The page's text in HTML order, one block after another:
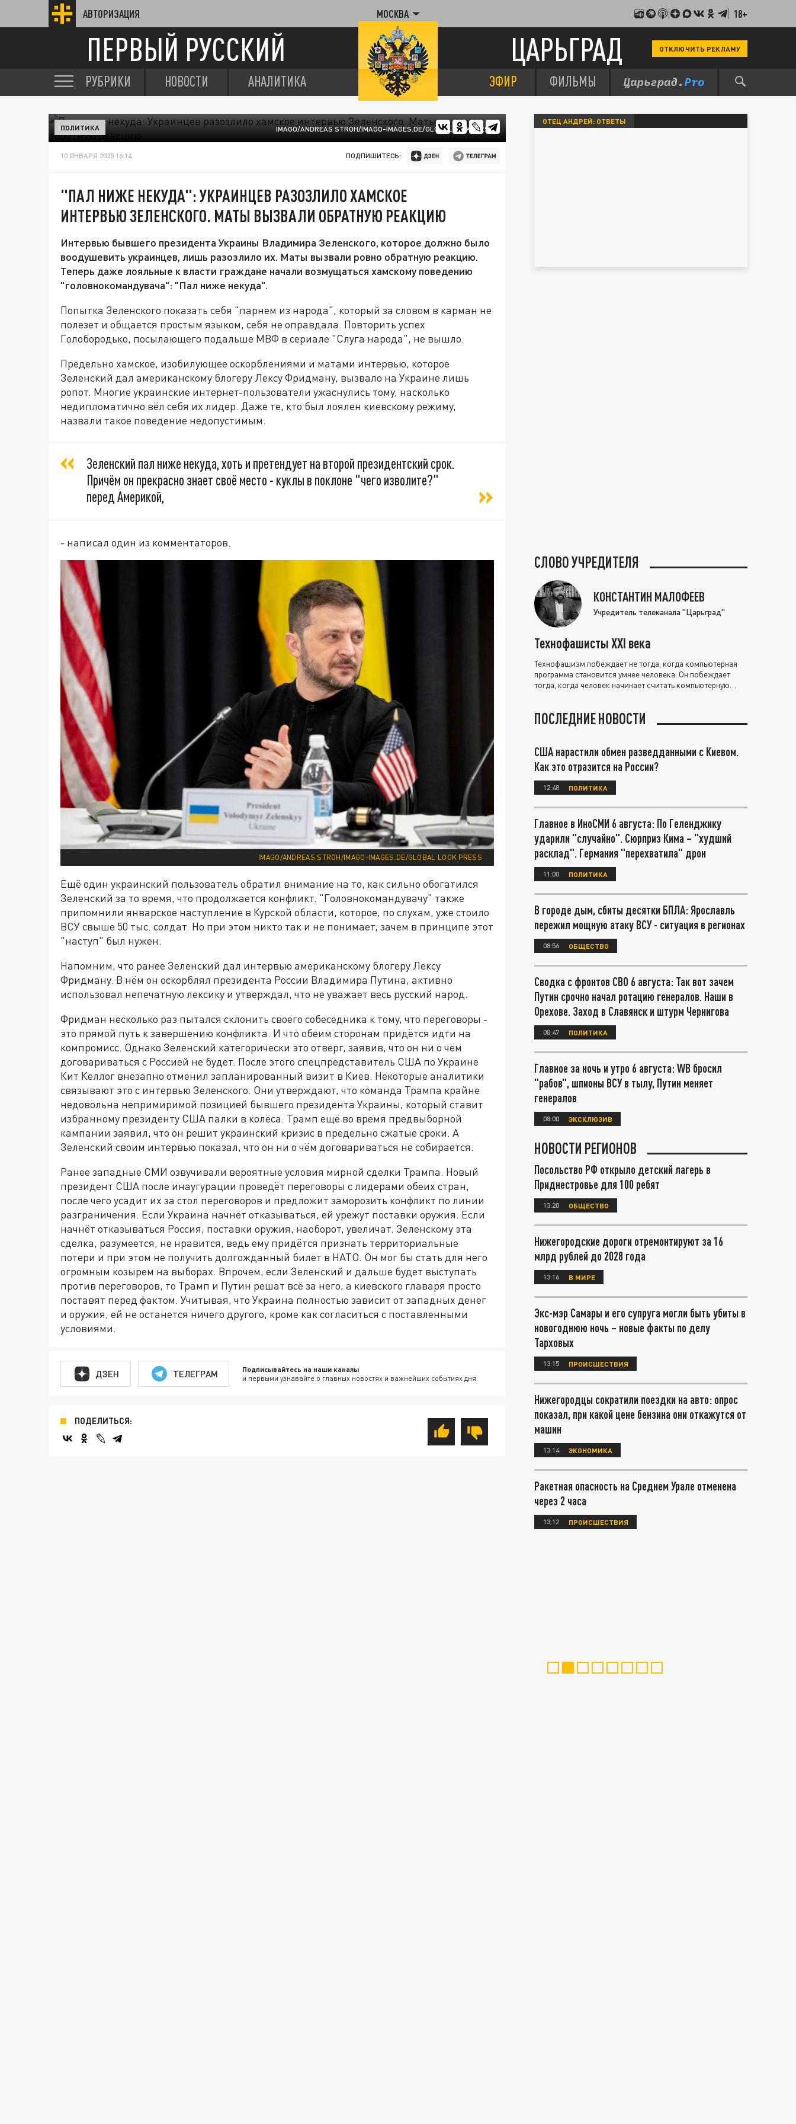
АВТОРИЗАЦИЯ МОСКВА 18+
ПЕРВЫЙ РУССКИЙ ЦАРЬГРАД ОТКЛЮЧИТЬ РЕКЛАМУ
РУБРИКИ НОВОСТИ АНАЛИТИКА ЭФИР ФИЛЬМЫ
IMAGO/ANDREAS STROH/IMAGO-IMAGES.DE/GLOBALLOOKPRESS
ПОЛИТИКА
10 ЯНВАРЯ 2025 16:14 ПОДПИШИТЕСЬ:
"ПАЛ НИЖЕ НЕКУДА": УКРАИНЦЕВ РАЗОЗЛИЛО ХАМСКОЕ
ИНТЕРВЬЮ ЗЕЛЕНСКОГО. МАТЫ ВЫЗВАЛИ ОБРАТНУЮ РЕАКЦИЮ
Интервью бывшего президента Украины Владимира Зеленского, которое должно было
воодушевить украинцев, лишь разозлило их. Маты вызвали ровно обратную реакцию.
Теперь даже лояльные к власти граждане начали возмущаться хамскому поведению
"головнокомандувача": "Пал ниже некуда".
Попытка Зеленского показать себя "парнем из народа", который за словом в карман не
полезет и общается простым языком, себя не оправдала. Повторить успех
Голобородько, посылающего подальше МВФ в сериале "Слуга народа", не вышло.
Предельно хамское, изобилующее оскорблениями и матами интервью, которое
Зеленский дал американскому блогеру Лексу Фридману, вызвало на Украине лишь
ропот. Многие украинские интернет-пользователи ужаснулись тому, насколько
недипломатично вёл себя их лидер. Даже те, кто был лоялен киевскому режиму,
назвали такое поведение недопустимым.
Зеленский пал ниже некуда, хоть и претендует на второй президентский срок.
Причём он прекрасно знает своё место - куклы в поклоне "чего изволите?"
перед Америкой,
- написал один из комментаторов.
IMAGO/ANDREAS STROH/IMAGO-IMAGES.DE/GLOBAL LOOK PRESS
Ещё один украинский пользователь обратил внимание на то, как сильно обогатился
Зеленский за то время, что продолжается конфликт. "Головнокомандувачу" также
припомнили январское наступление в Курской области, которое, по слухам, уже стоило
ВСУ свыше 50 тыс. солдат. Но при этом никто так и не понимает, зачем в принципе этот
"наступ" был нужен.
Напомним, что ранее Зеленский дал интервью американскому блогеру Лексу
Фридману. В нём он оскорблял президента России Владимира Путина, активно
использовал непечатную лексику и утверждал, что не уважает весь русский народ.
Фридман несколько раз пытался склонить своего собеседника к тому, что переговоры -
это прямой путь к завершению конфликта. И что обеим сторонам придётся идти на
компромисс. Однако Зеленский категорически это отверг, заявив, что он ни о чём
договариваться с Россией не будет. После этого спецпредставитель США по Украине
Кит Келлог внезапно отменил запланированный визит в Киев. Некоторые аналитики
связывают это с интервью Зеленского. Они утверждают, что команда Трампа крайне
недовольна непримиримой позицией бывшего президента Украины, который ставит
избранному президенту США палки в колёса. Трамп ещё во время предвыборной
кампании заявил, что он решит украинский кризис в предельно сжатые сроки. А
Зеленский своим интервью показал, что он ни о чём договариваться не собирается.
Ранее западные СМИ озвучивали вероятные условия мирной сделки Трампа. Новый
президент США после инаугурации проведёт переговоры с лидерами обеих стран,
после чего усадит их за стол переговоров и предложит заморозить конфликт по линии
разграничения. Если Украина начнёт отказываться, ей урежут поставки оружия. Если
начнёт отказываться Россия, поставки оружия, наоборот, увеличат. Зеленскому эта
сделка, разумеется, не нравится, ведь ему придётся признать территориальные
потери и при этом не получить долгожданный билет в НАТО. Он мог бы стать для него
огромным козырем на выборах. Впрочем, если Зеленский и дальше будет выступать
против переговоров, то Трамп и Путин решат всё за него, а киевского главаря просто
поставят перед фактом. Учитывая, что Украина полностью зависит от западных денег
и оружия, ей не останется ничего другого, кроме как согласиться с поставленными
условиями.
ДЗЕН ТЕЛЕГРАМ Подписывайтесь на наши каналы
и первыми узнавайте о главных новостях и важнейших событиях дня.
ПОДЕЛИТЬСЯ:
ОТЕЦ АНДРЕЙ: ОТВЕТЫ
СЛОВО УЧРЕДИТЕЛЯ
КОНСТАНТИН МАЛОФЕЕВ
Учредитель телеканала "Царьград"
Технофашисты XXI века
Технофашизм побеждает не тогда, когда компьютерная
программа становится умнее человека. Он побеждает
тогда, когда человек начинает считать компьютерную
ПОСЛЕДНИЕ НОВОСТИ
США нарастили обмен разведданными с Киевом.
Как это отразится на России?
12:48 ПОЛИТИКА
Главное в ИноСМИ 6 августа: По Геленджику
ударили "случайно". Сюрприз Кима – "худший
расклад". Германия "перехватила" дрон
11:00 ПОЛИТИКА
В городе дым, сбиты десятки БПЛА: Ярославль
пережил мощную атаку ВСУ - ситуация в регионах
08:56 ОБЩЕСТВО
Сводка с фронтов СВО 6 августа: Так вот зачем
Путин срочно начал ротацию генералов. Наши в
Орехове. Заход в Славянск и штурм Чернигова
08:47 ПОЛИТИКА
Главное за ночь и утро 6 августа: WB бросил
"рабов", шпионы ВСУ в тылу, Путин меняет
генералов
08:00 ЭКСКЛЮЗИВ
НОВОСТИ РЕГИОНОВ
Посольство РФ открыло детский лагерь в
Приднестровье для 100 ребят
13:20 ОБЩЕСТВО
Нижегородские дороги отремонтируют за 16
млрд рублей до 2028 года
13:16 В МИРЕ
Экс-мэр Самары и его супруга могли быть убиты в
новогоднюю ночь – новые факты по делу
Тарховых
13:15 ПРОИСШЕСТВИЯ
Нижегородцы сократили поездки на авто: опрос
показал, при какой цене бензина они откажутся от
машин
13:14 ЭКОНОМИКА
Ракетная опасность на Среднем Урале отменена
через 2 часа
13:12 ПРОИСШЕСТВИЯ